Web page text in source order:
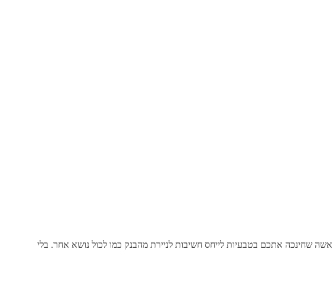
שחינכה אתכם בטבעיות לייחס חשיבות לניירת מהבנק כמו לכול נושא אחר. בלי